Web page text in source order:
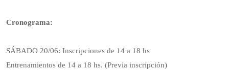
Cronograma:
SÁBADO 20/06: Inscripciones de 14 a 18 hs
Entrenamientos de 14 a 18 hs. (Previa inscripción)